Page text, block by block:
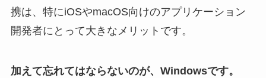
携は、特にiOSやmacOS向けのアプリケーション
開発者にとって大きなメリットです。
加えて忘れてはならないのが、Windowsです。